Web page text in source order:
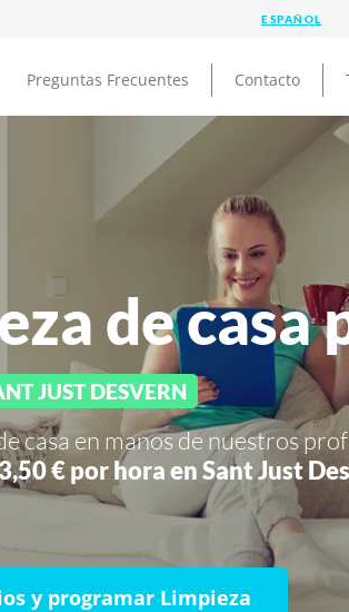
Preguntas Frecuentes Contacto
de casa
JUST DESVERN
casa en manos de nuestros
€ por hora enSant Just
y programar Limpieza